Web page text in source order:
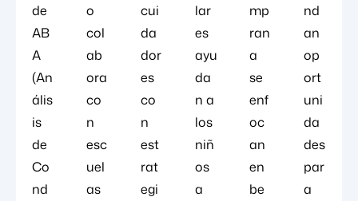
de
AB
A
(An
ális
is
de
Co
nd
o
col
ab
ora
co
n
esc
uel
as
cui
da
dor
es
co
n
est
rat
egi
lar
es
ayu
da
n a
los
niñ
os
a
mp
ran
a
se
enf
oc
an
en
be
nd
an
op
ort
uni
da
des
par
a